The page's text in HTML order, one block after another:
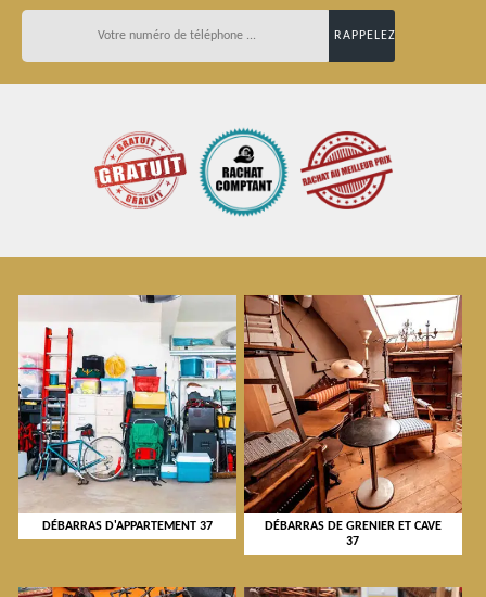
DÉBARRAS D'APPARTEMENT 37
DÉBARRAS DE GRENIER ET CAVE
37